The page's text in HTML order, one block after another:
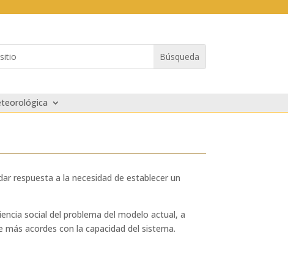
respuesta a la necesidad de establecer un
social del problema del modelo actual, a
acordes con la capacidad del sistema.